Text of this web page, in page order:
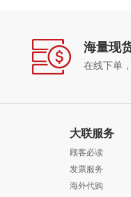
海量现
在线下单
大联服务
顾客必读
发票服务
海外代购